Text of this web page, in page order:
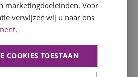
. Om je actief naar werk te
we je toestemming vragen om
verwerken en aan eventuele
mijn persoonsgegevens worden
van mijn sollicitatie.
marketingdoeleinden. Voor
verwijzen wij u naar ons
.
COOKIES TOESTAAN